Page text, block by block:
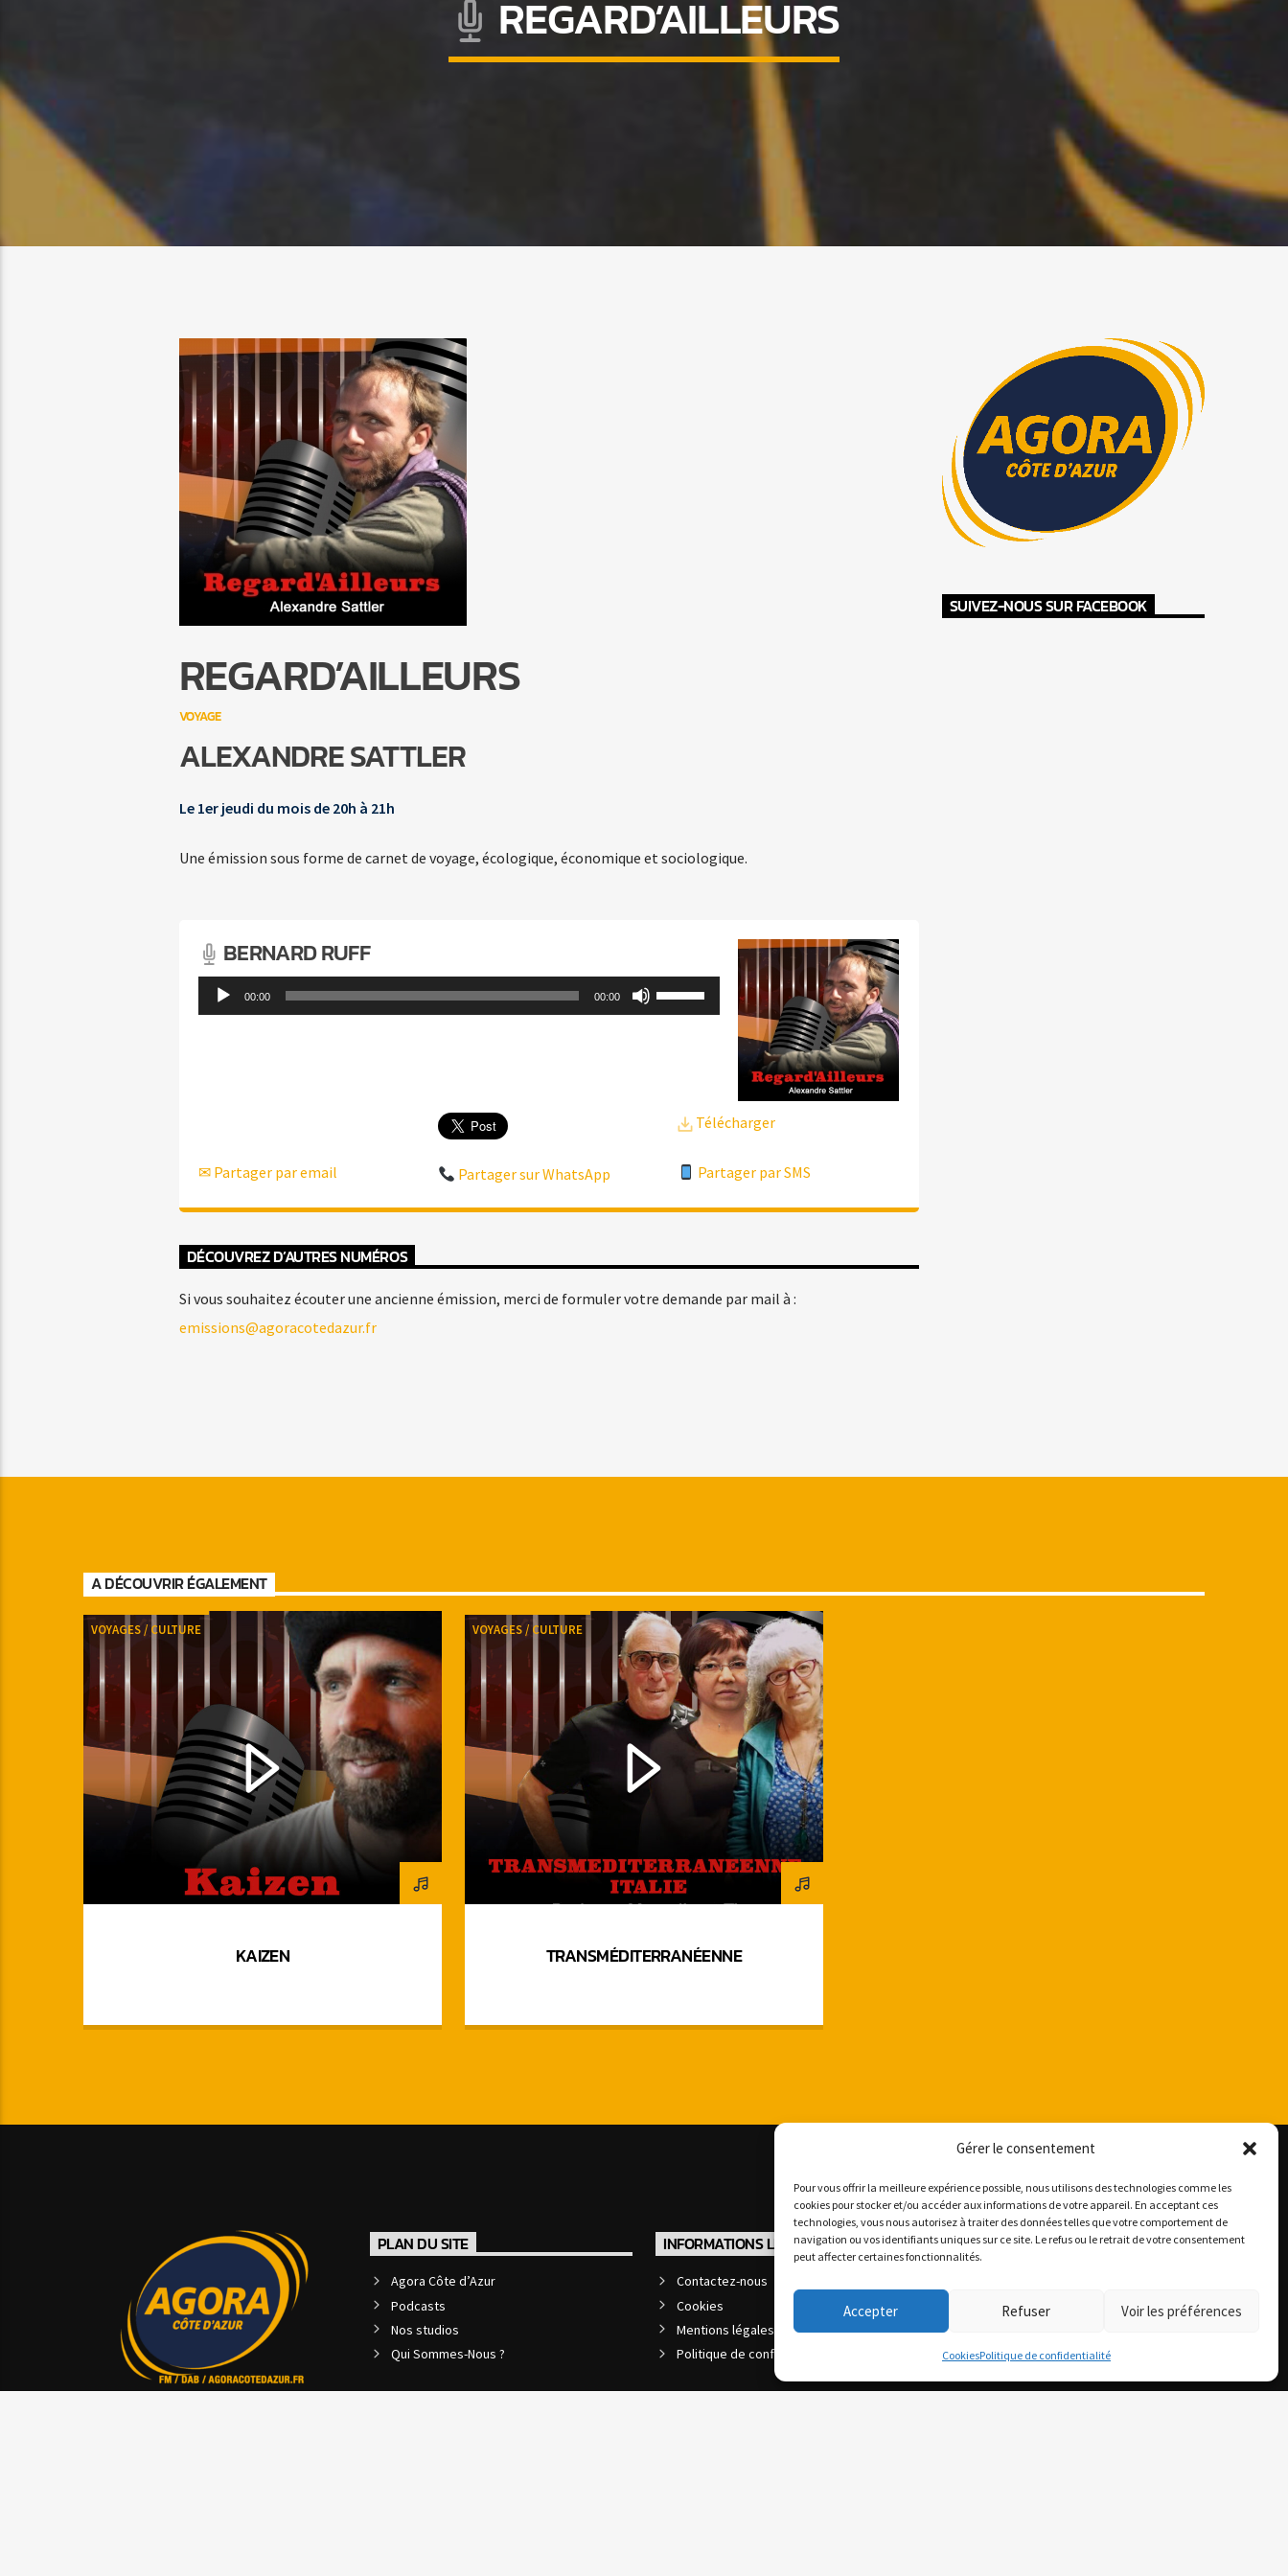
Gérer le consentement
Pour vous offrir la meilleure expérience possible, nous utilisons des technologies comme les
cookies pour stocker et/ou accéder aux informations de votre appareil. En acceptant ces
technologies, vous nous autorisez à traiter des données telles que votre comportement de
navigation ou vos identifiants uniques sur ce site. Le refus ou le retrait de votre consentement
peut affecter certaines fonctionnalités.
Accepter Refuser Voir les préférences
CookiesPolitique de confidentialité
REGARD’AILLEURS
REGARD’AILLEURS
VOYAGE
ALEXANDRE SATTLER
Le 1er jeudi du mois de 20h à 21h
Une émission sous forme de carnet de voyage, écologique, économique et sociologique.
BERNARD RUFF
Lecteur
audio
00:00 00:00
Utilisez
les
augmenter
Télécharger
✉ Partager par email Partager sur WhatsApp Partager par SMS
DÉCOUVREZ D’AUTRES NUMÉROS
Si vous souhaitez écouter une ancienne émission, merci de formuler votre demande par mail à :
emissions@agoracotedazur.fr
SUIVEZ-NOUS SUR FACEBOOK
A DÉCOUVRIR ÉGALEMENT
VOYAGES / CULTURE
KAIZEN
VOYAGES / CULTURE
TRANSMÉDITERRANÉENNE
PLAN DU SITE
Agora Côte d’Azur
Podcasts
Nos studios
Qui Sommes-Nous ?
INFORMATIONS LÉGALES
Contactez-nous
Cookies
Mentions légales et CGU
Politique de confidentialité
SUIVEZ-NOUS